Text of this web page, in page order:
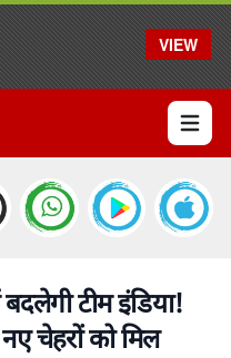
Open
टीम इंडिया!
चेहरों को मिल
VIEW